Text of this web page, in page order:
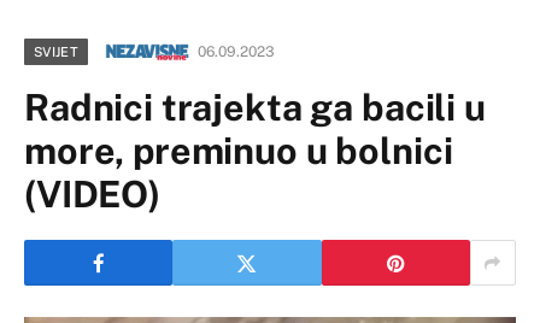
SVIJET 06.09.2023
Radnici trajekta ga bacili u
more, preminuo u bolnici
(VIDEO)